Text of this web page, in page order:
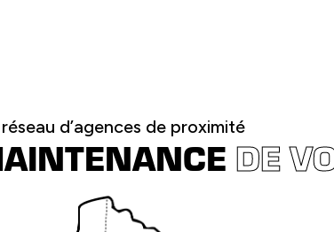
d’agences de proximité
DE